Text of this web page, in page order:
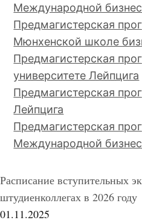
Международной
Предмагистерская
Мюнхенской школе
Предмагистерская
университете Лейпцига
Предмагистерская
Лейпцига
Предмагистерская
Международной
Расписание вступительных
штудиенколлегах в 2026 году
01.11.2025